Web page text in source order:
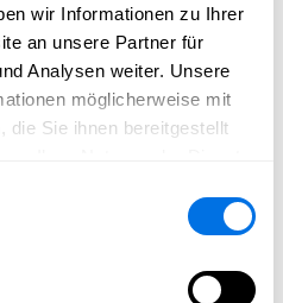
wir Informationen zu Ihrer
an unsere Partner für
Analysen weiter. Unsere
möglicherweise mit
die Sie ihnen bereitgestellt